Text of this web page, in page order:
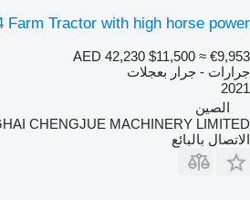
Farm Tractor with high horse power
AED 42,230 $11,500 ≈ €9,953
جرارات - جرار بعجلات
2021
الصين
CHENGJUE MACHINERY LIMITED
الاتصال بالبائع